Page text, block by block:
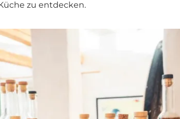
zu entdecken.
in Nordseeland